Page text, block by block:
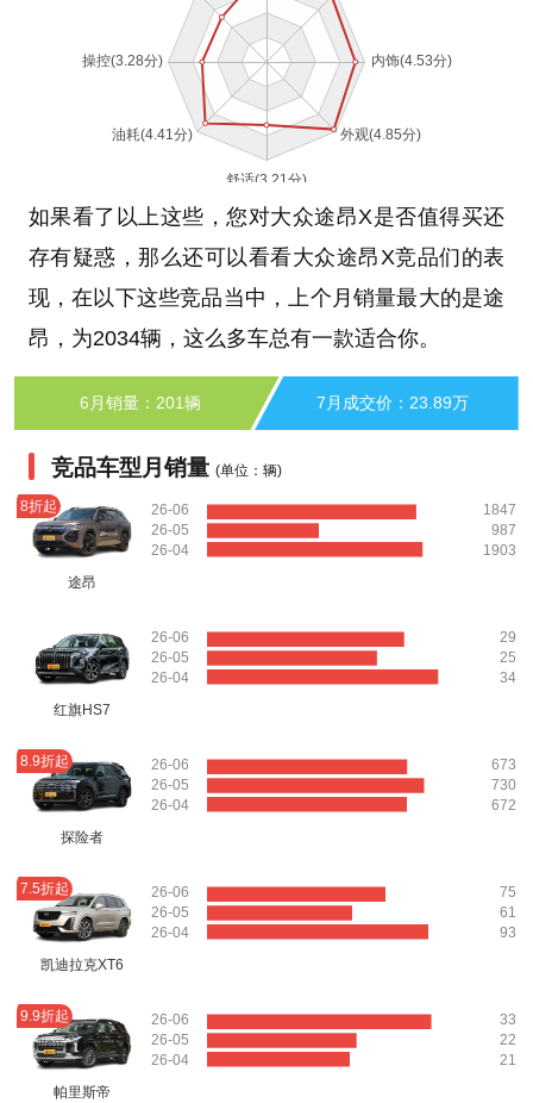
如果看了以上这些，您对大众途昂X是否值得买还
存有疑惑，那么还可以看看大众途昂X竞品们的表
现，在以下这些竞品当中，上个月销量最大的是途
昂，为2034辆，这么多车总有一款适合你。
6月销量：201辆 7月成交价：23.89万
竞品车型月销量 (单位：辆)
8折起
途昂
26-06
26-05
26-04
1847
987
1903
红旗HS7
26-06
26-05
26-04
29
25
34
8.9折起
探险者
26-06
26-05
26-04
673
730
672
7.5折起
凯迪拉克XT6
26-06
26-05
26-04
75
61
93
9.9折起
帕里斯帝
26-06
26-05
26-04
33
22
21